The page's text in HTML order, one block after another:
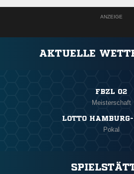
ANZEIGE
AKTUELLE
FBZL 02
Meisterschaft
LOTTO
Pokal